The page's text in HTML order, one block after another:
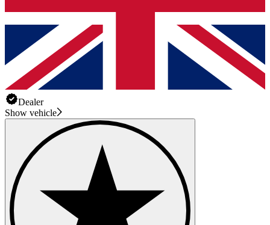
Dealer
Show vehicle